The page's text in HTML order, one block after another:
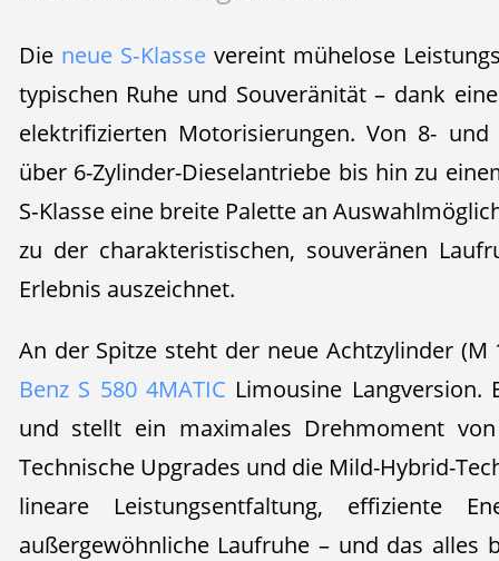
Die neue S‑Klasse vereint mühelose
typischen Ruhe und Souveränität – dank
elektrifizierten Motorisierungen. Von 8- und
über 6-Zylinder-Dieselantriebe bis hin zu
S‑Klasse eine breite Palette an
zu der charakteristischen, souveränen
Erlebnis auszeichnet.
An der Spitze steht der neue Achtzylinder
Benz S 580 4MATIC Limousine Langversion.
und stellt ein maximales Drehmoment
Technische Upgrades und die Mild-Hybrid-
lineare Leistungsentfaltung, effiziente
außergewöhnliche Laufruhe – und das alles